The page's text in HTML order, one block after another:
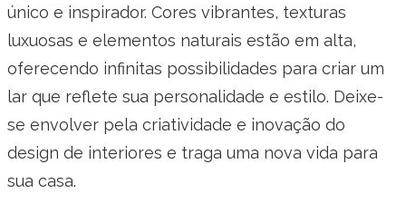
único e inspirador. Cores vibrantes, texturas
luxuosas e elementos naturais estão em alta,
oferecendo infinitas possibilidades para criar um
lar que reflete sua personalidade e estilo. Deixe-
se envolver pela criatividade e inovação do
design de interiores e traga uma nova vida para
sua casa.